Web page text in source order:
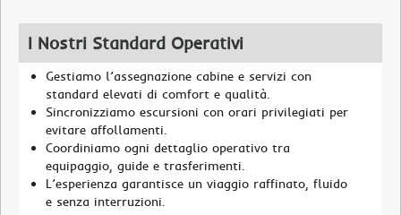
I Nostri Standard Operativi
Gestiamo l’assegnazione cabine e servizi con
standard elevati di comfort e qualità.
Sincronizziamo escursioni con orari privilegiati per
evitare affollamenti.
Coordiniamo ogni dettaglio operativo tra
equipaggio, guide e trasferimenti.
L’esperienza garantisce un viaggio raffinato, fluido
e senza interruzioni.